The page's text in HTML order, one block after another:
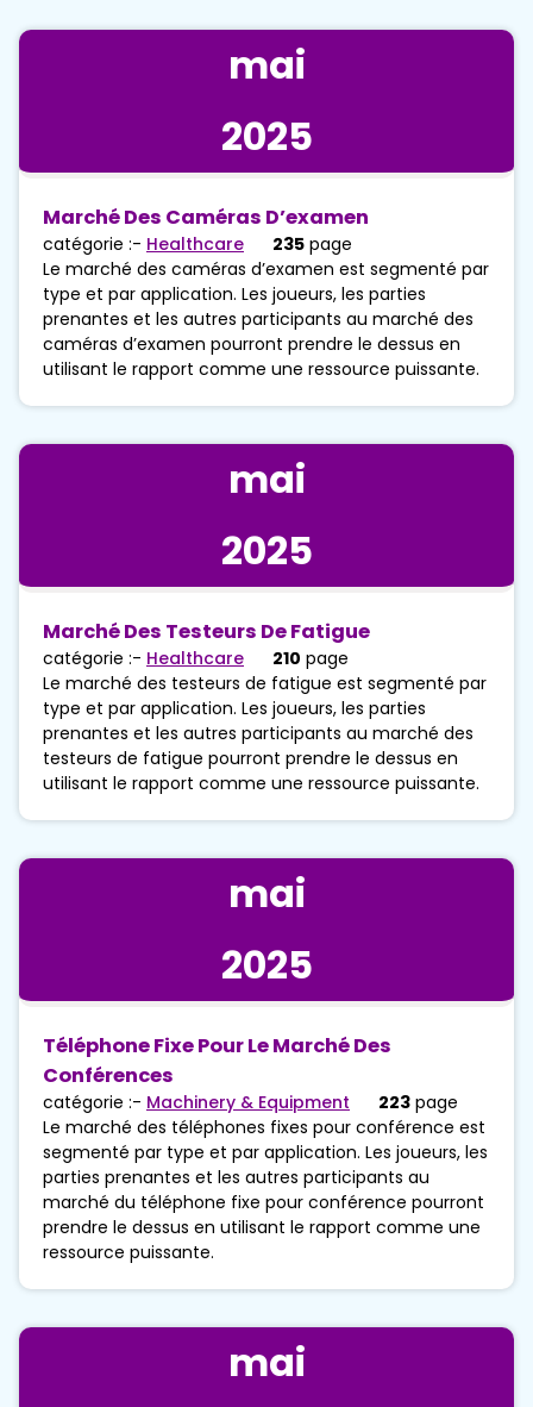
mai
2025
Marché Des Caméras D’examen
catégorie :- Healthcare 235 page
Le marché des caméras d’examen est segmenté par
type et par application. Les joueurs, les parties
prenantes et les autres participants au marché des
caméras d’examen pourront prendre le dessus en
utilisant le rapport comme une ressource puissante.
mai
2025
Marché Des Testeurs De Fatigue
catégorie :- Healthcare 210 page
Le marché des testeurs de fatigue est segmenté par
type et par application. Les joueurs, les parties
prenantes et les autres participants au marché des
testeurs de fatigue pourront prendre le dessus en
utilisant le rapport comme une ressource puissante.
mai
2025
Téléphone Fixe Pour Le Marché Des
Conférences
catégorie :- Machinery & Equipment 223 page
Le marché des téléphones fixes pour conférence est
segmenté par type et par application. Les joueurs, les
parties prenantes et les autres participants au
marché du téléphone fixe pour conférence pourront
prendre le dessus en utilisant le rapport comme une
ressource puissante.
mai